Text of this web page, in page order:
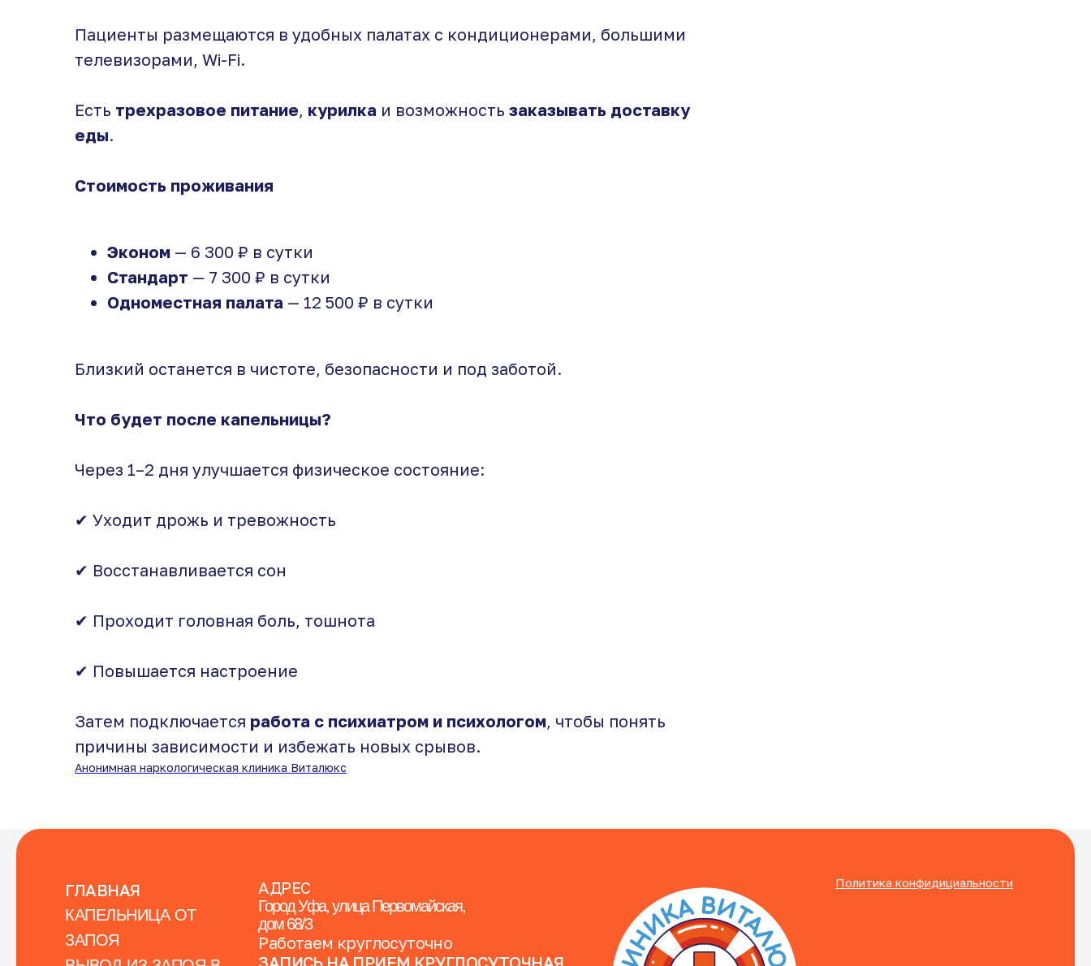
Пациенты размещаются в удобных палатах с кондиционерами, большими
телевизорами, Wi-Fi.
Есть трехразовое питание, курилка и возможность заказывать доставку
еды.
Стоимость проживания
Эконом — 6 300 ₽ в сутки
Стандарт — 7 300 ₽ в сутки
Одноместная палата — 12 500 ₽ в сутки
Близкий останется в чистоте, безопасности и под заботой.
Что будет после капельницы?
Через 1–2 дня улучшается физическое состояние:
✔ Уходит дрожь и тревожность
✔ Восстанавливается сон
✔ Проходит головная боль, тошнота
✔ Повышается настроение
Затем подключается работа с психиатром и психологом, чтобы понять
причины зависимости и избежать новых срывов.
Анонимная наркологическая клиника Виталюкс
ГЛАВНАЯ
КАПЕЛЬНИЦА ОТ
ЗАПОЯ
АДРЕС
Город Уфа, улица Первомайская,
дом 68/3
Работаем круглосуточно
ЗАПИСЬ НА ПРИЕМ КРУГЛОСУТОЧНАЯ
Политика конфидициальности